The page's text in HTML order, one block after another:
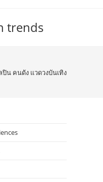
trends
ปิน คนดัง แวดวงบันเทิง